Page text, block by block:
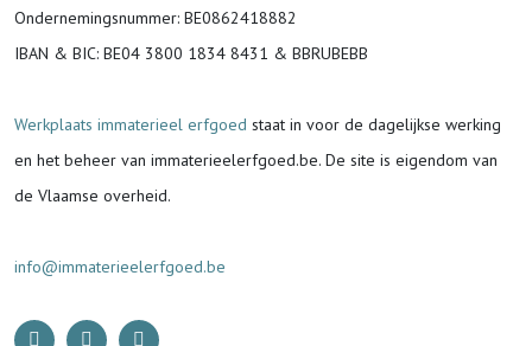
Ondernemingsnummer: BE0862418882
IBAN & BIC: BE04 3800 1834 8431 & BBRUBEBB
Werkplaats immaterieel erfgoed staat in voor de dagelijkse werking
en het beheer van immaterieelerfgoed.be. De site is eigendom van
de Vlaamse overheid.
info@immaterieelerfgoed.be